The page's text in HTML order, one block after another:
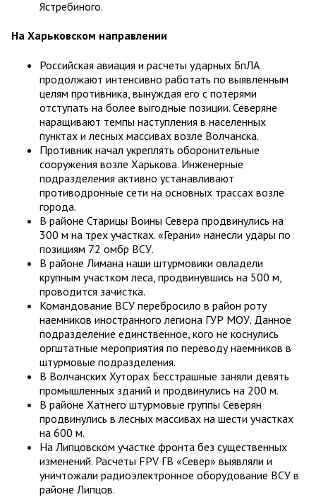
Ястребиного.
На Харьковском направлении
Российская авиация и расчеты ударных БпЛА
продолжают интенсивно работать по выявленным
целям противника, вынуждая его с потерями
отступать на более выгодные позиции. Северяне
наращивают темпы наступления в населенных
пунктах и лесных массивах возле Волчанска.
Противник начал укреплять оборонительные
сооружения возле Харькова. Инженерные
подразделения активно устанавливают
противодронные сети на основных трассах возле
города.
В районе Старицы Воины Севера продвинулись на
300 м на трех участках. «Герани» нанесли удары по
позициям 72 омбр ВСУ.
В районе Лимана наши штурмовики овладели
крупным участком леса, продвинувшись на 500 м,
проводится зачистка.
Командование ВСУ перебросило в район роту
наемников иностранного легиона ГУР МОУ. Данное
подразделение единственное, кого не коснулись
оргштатные мероприятия по переводу наемников в
штурмовые подразделения.
В Волчанских Хуторах Бесстрашные заняли девять
промышленных зданий и продвинулись на 200 м.
В районе Хатнего штурмовые группы Северян
продвинулись в лесных массивах на шести участках
на 600 м.
На Липцовском участке фронта без существенных
изменений. Расчеты FPV ГВ «Север» выявляли и
уничтожали радиоэлектронное оборудование ВСУ в
районе Липцов.